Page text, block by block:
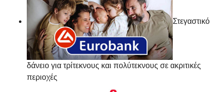
Στεγαστικό
δάνειο για τρίτεκνους και πολύτεκνους σε ακριτικές
περιοχές